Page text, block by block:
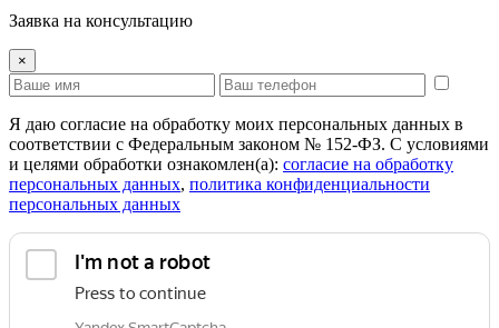
Заявка на консультацию
×
Я даю согласие на обработку моих персональных данных в
соответствии с Федеральным законом № 152-ФЗ. С условиями
и целями обработки ознакомлен(а): cогласие на обработку
персональных данных, политика конфиденциальности
персональных данных